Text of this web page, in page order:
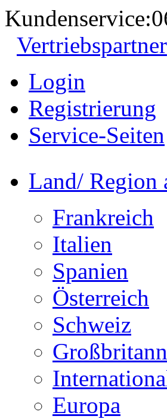
Kundenservice:
Vertriebspartner
Login
Registrierung
Service-Seiten
Land/ Region
Frankreich
Italien
Spanien
Österreich
Schweiz
Europa